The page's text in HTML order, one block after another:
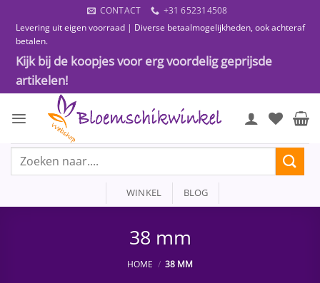
naar
inhoud
CONTACT
+31 652314508
Levering uit eigen voorraad | Diverse betaalmogelijkheden, ook achteraf
betalen.
Kijk bij de koopjes voor erg voordelig geprijsde
artikelen!
Zoeken
WINKEL BLOG
38 mm
HOME / 38 MM